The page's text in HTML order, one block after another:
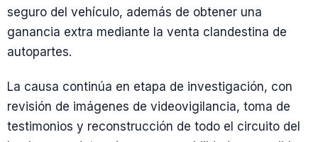
seguro del vehículo, además de obtener una
ganancia extra mediante la venta clandestina de
autopartes.
La causa continúa en etapa de investigación, con
revisión de imágenes de videovigilancia, toma de
testimonios y reconstrucción de todo el circuito del